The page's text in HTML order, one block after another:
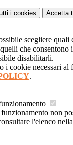
i cookies Accetta
scegliere quali
che
disabilitarli.
i cookie necessari al
.
non
l'elenco